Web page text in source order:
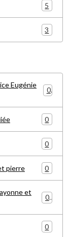
5
3
Eugénie
0
0
0
pierre 0
et
0
0